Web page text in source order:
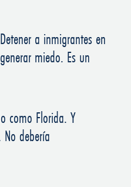
a inmigrantes en
miedo. Es un
como Florida. Y
debería